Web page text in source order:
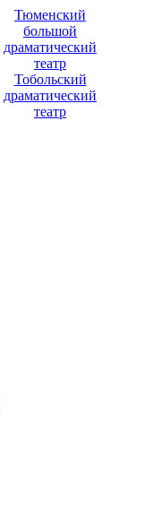
Тюменский
большой
драматический
театр
Тобольский
драматический
театр